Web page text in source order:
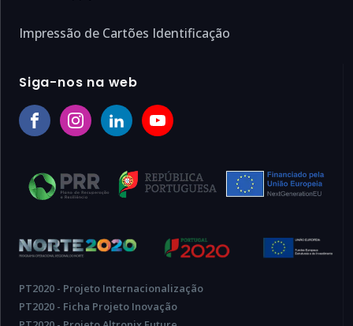
Impressão de Cartões Identificação
Siga-nos na web
PT2020 - Projeto Internacionalização
PT2020 - Ficha Projeto Inovação